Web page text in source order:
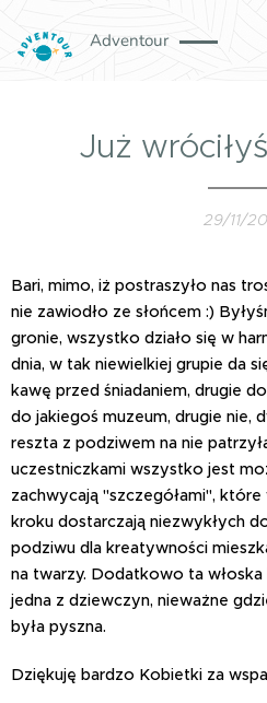
Adventour
Już
29/11/
Bari, mimo, iż postraszyło nas
nie zawiodło ze słońcem :)
gronie, wszystko działo się w
dnia, w tak niewielkiej grupie da
kawę przed śniadaniem, drugie
do jakiegoś muzeum, drugie nie,
reszta z podziwem na nie
uczestniczkami wszystko jest
zachwycają "szczegółami",
kroku dostarczają niezwykłych
podziwu dla kreatywności
na twarzy. Dodatkowo ta włoska
jedna z dziewczyn, nieważne
była pyszna.
Dziękuję bardzo Kobietki za